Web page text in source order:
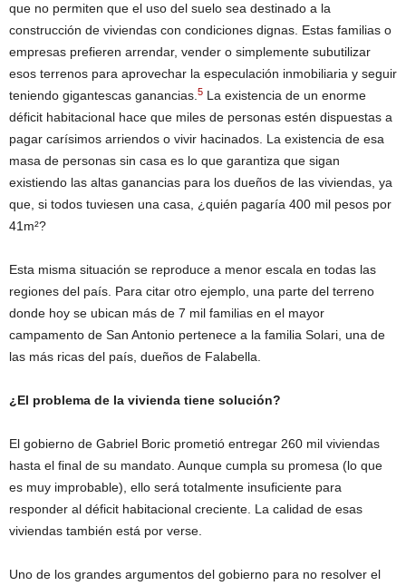
que no permiten que el uso del suelo sea destinado a la
construcción de viviendas con condiciones dignas. Estas familias o
empresas prefieren arrendar, vender o simplemente subutilizar
esos terrenos para aprovechar la especulación inmobiliaria y seguir
teniendo gigantescas ganancias. 5 La existencia de un enorme
déficit habitacional hace que miles de personas estén dispuestas a
pagar carísimos arriendos o vivir hacinados. La existencia de esa
masa de personas sin casa es lo que garantiza que sigan
existiendo las altas ganancias para los dueños de las viviendas, ya
que, si todos tuviesen una casa, ¿quién pagaría 400 mil pesos por
41m²?
Esta misma situación se reproduce a menor escala en todas las
regiones del país. Para citar otro ejemplo, una parte del terreno
donde hoy se ubican más de 7 mil familias en el mayor
campamento de San Antonio pertenece a la familia Solari, una de
las más ricas del país, dueños de Falabella.
¿ El problema de la vivienda tiene solución?
El gobierno de Gabriel Boric prometió entregar 260 mil viviendas
hasta el final de su mandato. Aunque cumpla su promesa (lo que
es muy improbable), ello será totalmente insuficiente para
responder al déficit habitacional creciente. La calidad de esas
viviendas también está por verse.
Uno de los grandes argumentos del gobierno para no resolver el